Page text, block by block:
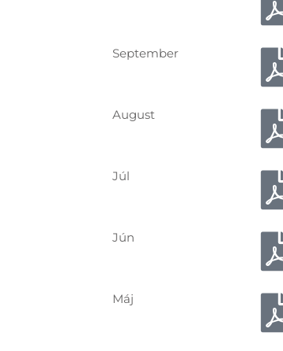
September
August
Júl
Jún
Máj